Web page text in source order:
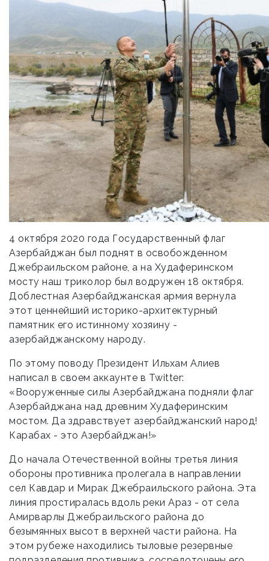
4 октября 2020 года Государственный флаг
Азербайджан был поднят в освобожденном
Джебраильском районе, а на Худаферинском
мосту наш триколор был водружен 18 октября.
Доблестная Азербайджанская армия вернула
этот ценнейший историко-архитектурный
памятник его истинному хозяину -
азербайджанскому народу.
По этому поводу Президент Ильхам Алиев
написал в своем аккаунте в Twitter:
«Вооруженные силы Азербайджана подняли флаг
Азербайджана над древним Худаферинским
мостом. Да здравствует азербайджанский народ!
Карабах - это Азербайджан!»
До начала Отечественной войны третья линия
обороны противника пролегала в направлении
сел Кавдар и Мирак Джебраильского района. Эта
линия простиралась вдоль реки Араз - от села
Амирварлы Джебраильского района до
безымянных высот в верхней части района. На
этом рубеже находились тыловые резервные